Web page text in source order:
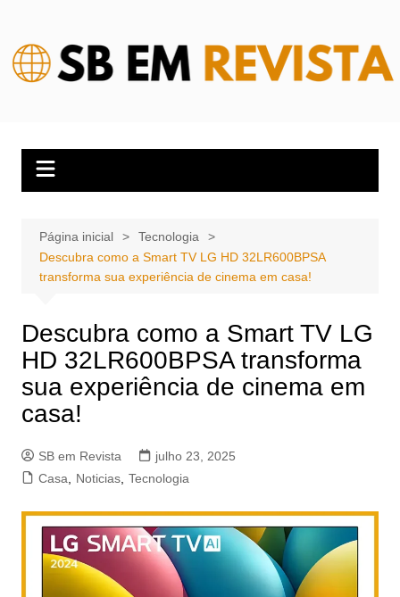
conteúdo
Página inicial
Tecnologia
Descubra como a Smart TV LG HD 32LR600BPSA
transforma sua experiência de cinema em casa!
Descubra como a Smart TV LG
HD 32LR600BPSA transforma
sua experiência de cinema em
casa!
SB em Revista
julho 23, 2025
Casa
Noticias, Tecnologia